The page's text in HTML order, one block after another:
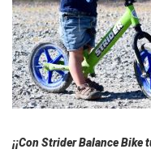
¡¡Con Strider Balance